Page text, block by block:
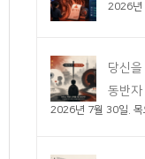
2026년
당신
동반자
2026년 7월 30일. 목